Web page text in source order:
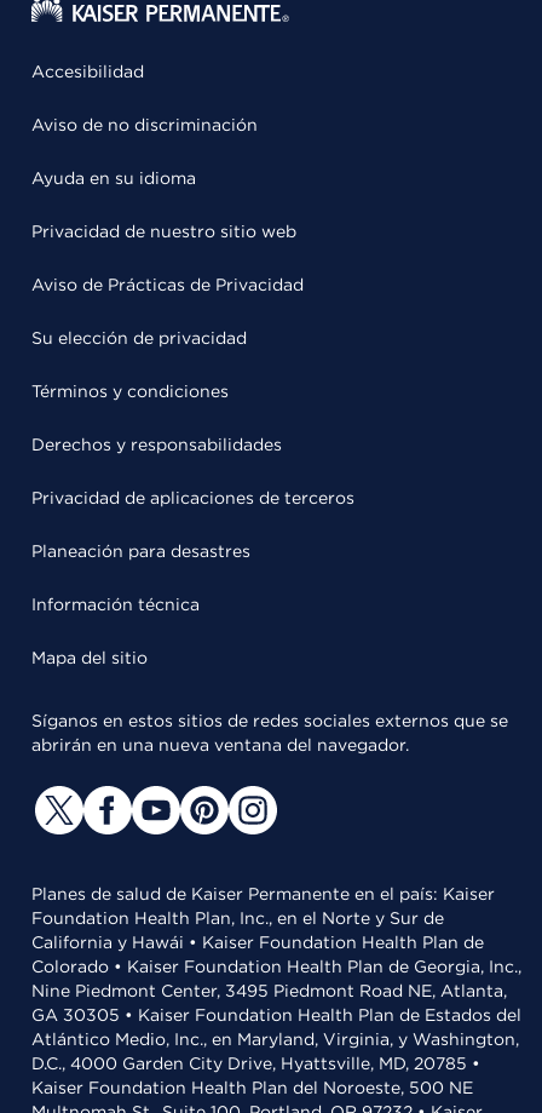
Accesibilidad
Aviso de no discriminación
Ayuda en su idioma
Privacidad de nuestro sitio web
Aviso de Prácticas de Privacidad
Su elección de privacidad
Términos y condiciones
Derechos y responsabilidades
Privacidad de aplicaciones de terceros
Planeación para desastres
Información técnica
Mapa del sitio
Síganos en estos sitios de redes sociales externos que se
abrirán en una nueva ventana del navegador.
Planes de salud de Kaiser Permanente en el país: Kaiser
Foundation Health Plan, Inc., en el Norte y Sur de
California y Hawái • Kaiser Foundation Health Plan de
Colorado • Kaiser Foundation Health Plan de Georgia, Inc.,
Nine Piedmont Center, 3495 Piedmont Road NE, Atlanta,
GA 30305 • Kaiser Foundation Health Plan de Estados del
Atlántico Medio, Inc., en Maryland, Virginia, y Washington,
D.C., 4000 Garden City Drive, Hyattsville, MD, 20785 •
Kaiser Foundation Health Plan del Noroeste, 500 NE